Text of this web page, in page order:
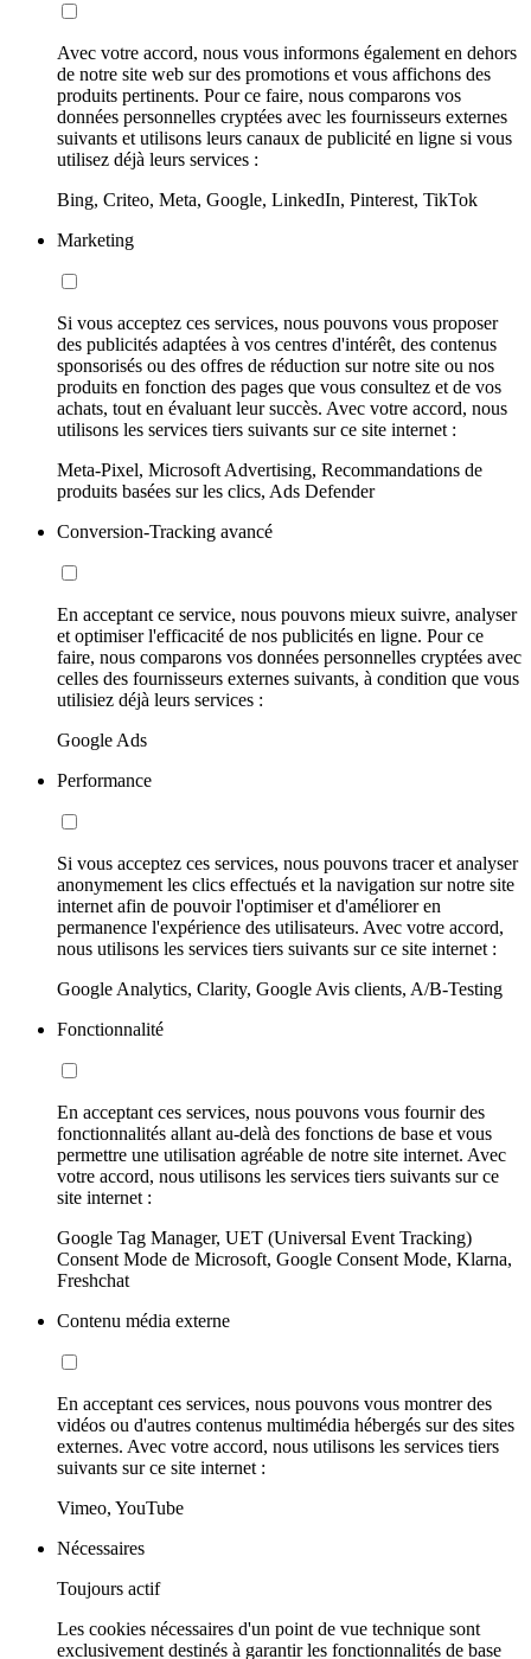
Avec votre accord, nous vous informons également en dehors
de notre site web sur des promotions et vous affichons des
produits pertinents. Pour ce faire, nous comparons vos
données personnelles cryptées avec les fournisseurs externes
suivants et utilisons leurs canaux de publicité en ligne si vous
utilisez déjà leurs services :
Bing, Criteo, Meta, Google, LinkedIn, Pinterest, TikTok
Marketing
Si vous acceptez ces services, nous pouvons vous proposer
des publicités adaptées à vos centres d'intérêt, des contenus
sponsorisés ou des offres de réduction sur notre site ou nos
produits en fonction des pages que vous consultez et de vos
achats, tout en évaluant leur succès. Avec votre accord, nous
utilisons les services tiers suivants sur ce site internet :
Meta-Pixel, Microsoft Advertising, Recommandations de
produits basées sur les clics, Ads Defender
Conversion-Tracking avancé
En acceptant ce service, nous pouvons mieux suivre, analyser
et optimiser l'efficacité de nos publicités en ligne. Pour ce
faire, nous comparons vos données personnelles cryptées avec
celles des fournisseurs externes suivants, à condition que vous
utilisiez déjà leurs services :
Google Ads
Performance
Si vous acceptez ces services, nous pouvons tracer et analyser
anonymement les clics effectués et la navigation sur notre site
internet afin de pouvoir l'optimiser et d'améliorer en
permanence l'expérience des utilisateurs. Avec votre accord,
nous utilisons les services tiers suivants sur ce site internet :
Google Analytics, Clarity, Google Avis clients, A/B-Testing
Fonctionnalité
En acceptant ces services, nous pouvons vous fournir des
fonctionnalités allant au-delà des fonctions de base et vous
permettre une utilisation agréable de notre site internet. Avec
votre accord, nous utilisons les services tiers suivants sur ce
site internet :
Google Tag Manager, UET (Universal Event Tracking)
Consent Mode de Microsoft, Google Consent Mode, Klarna,
Freshchat
Contenu média externe
En acceptant ces services, nous pouvons vous montrer des
vidéos ou d'autres contenus multimédia hébergés sur des sites
externes. Avec votre accord, nous utilisons les services tiers
suivants sur ce site internet :
Vimeo, YouTube
Nécessaires
Toujours actif
Les cookies nécessaires d'un point de vue technique sont
exclusivement destinés à garantir les fonctionnalités de base